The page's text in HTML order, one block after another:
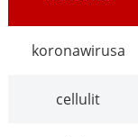
koronawirusa
cellulit